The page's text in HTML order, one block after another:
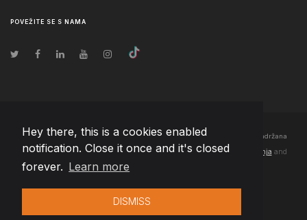
Hey there, this is a cookies enabled
notification. Close it once and it's closed
forever. Learn more
DISMISS
POVEŽITE SE S NAMA
© Autorska prava 2026 Team Extension Bosnia Herzegovina - Sva prava zadržana
Changelog● Korišćenjem ove stranice slažete se sa našimPravila korištenja and
Politika privatnosti